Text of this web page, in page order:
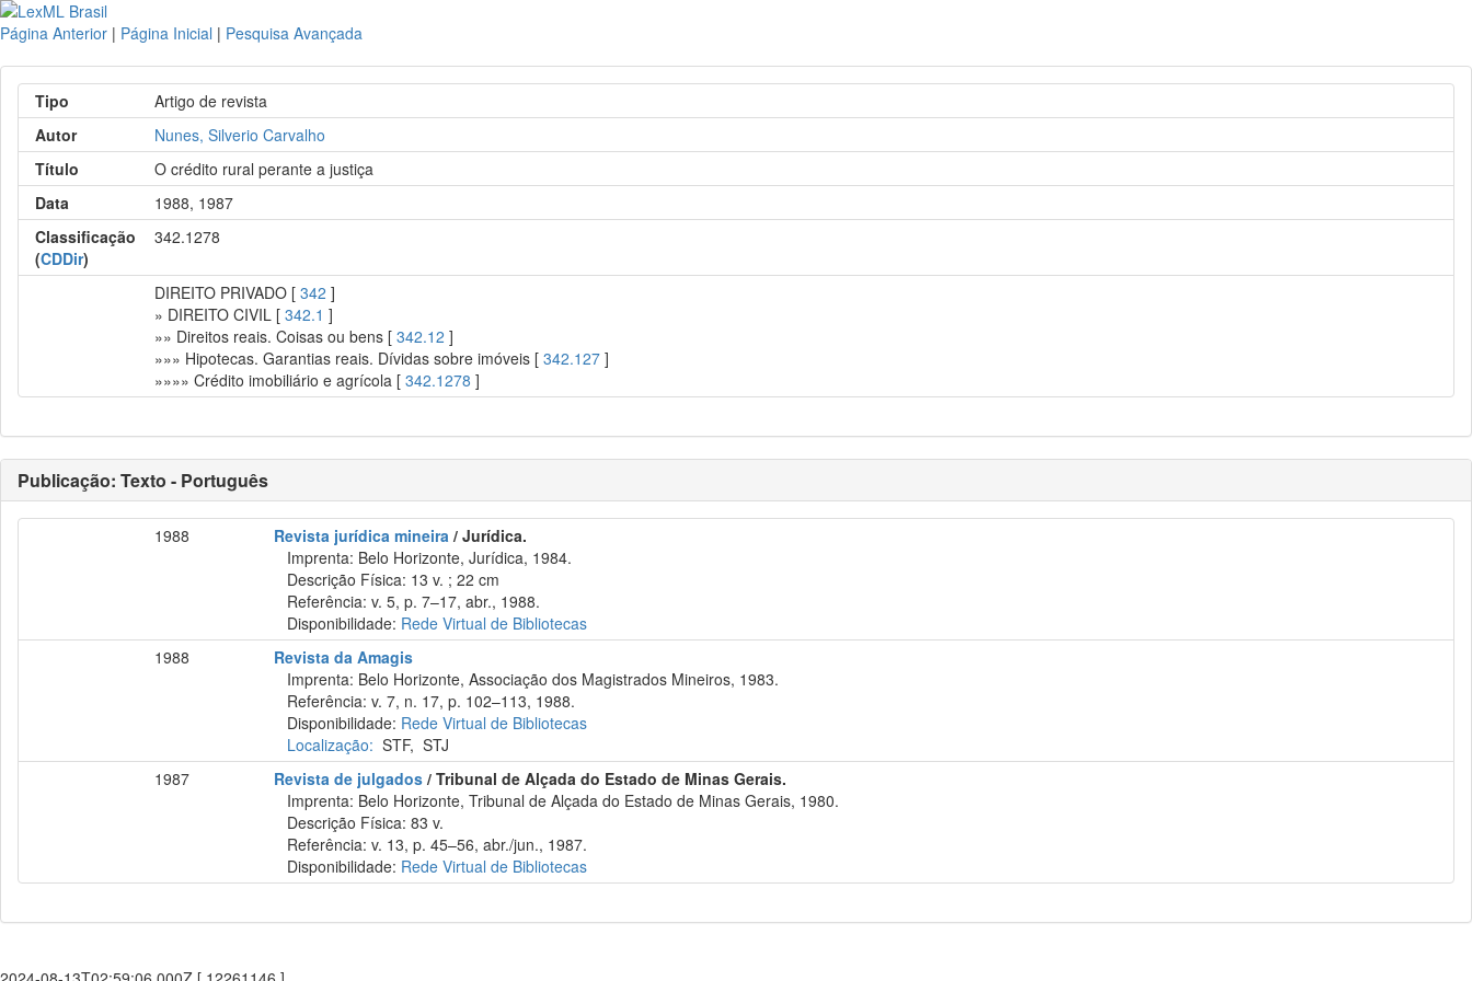
Página Anterior | Página Inicial | Pesquisa Avançada
Tipo
Artigo de revista
Autor
Nunes, Silverio Carvalho
Título
O crédito rural perante a justiça
Data
1988, 1987
Classificação
(CDDir)
342.1278
DIREITO PRIVADO [342 ]
» DIREITO CIVIL [342.1 ]
»» Direitos reais. Coisas ou bens [342.12 ]
»»» Hipotecas. Garantias reais. Dívidas sobre imóveis [342.127 ]
»»»» Crédito imobiliário e agrícola [342.1278 ]
Publicação: Texto - Português
1988 Revista jurídica mineira / Jurídica.
Imprenta: Belo Horizonte, Jurídica, 1984.
Descrição Física: 13 v. ; 22 cm
Referência: v. 5, p. 7–17, abr., 1988.
Disponibilidade: Rede Virtual de Bibliotecas
1988
Revista da Amagis
Imprenta: Belo Horizonte, Associação dos Magistrados Mineiros, 1983.
Referência: v. 7, n. 17, p. 102–113, 1988.
Disponibilidade: Rede Virtual de Bibliotecas
Localização: STF,STJ
1987
Revista de julgados / Tribunal de Alçada do Estado de Minas Gerais.
Imprenta: Belo Horizonte, Tribunal de Alçada do Estado de Minas Gerais, 1980.
Descrição Física: 83 v.
Referência: v. 13, p. 45–56, abr./jun., 1987.
Disponibilidade: Rede Virtual de Bibliotecas